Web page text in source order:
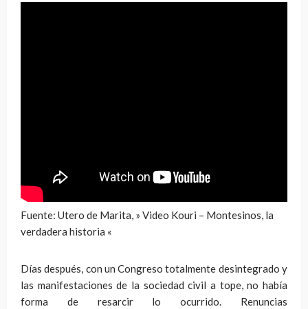
Fuente: Utero de Marita, » Video Kouri – Montesinos, la
verdadera historia «
Días después, con un Congreso totalmente desintegrado y
las manifestaciones de la sociedad civil a tope, no había
forma de resarcir lo ocurrido. Renuncias